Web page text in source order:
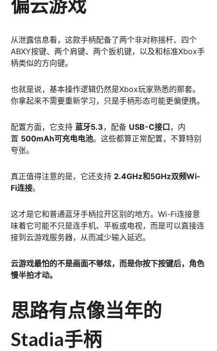
偏云游戏
从泄露信息看，这款手柄配备了两个非对称摇杆、四个
ABXY按键、两个肩键、两个扳机键，以及和标准Xbox手
柄类似的方向键。
也就是说，基本操作逻辑仍然是Xbox玩家熟悉的那套。
你拿起来不需要重新学习，只是手柄形态可能更偏便携。
配置方面，它支持蓝牙5.3，配备 USB-C接口，内
置 500mAh可充电电池。这些都算正常配置，不算特别
夸张。
真正值得注意的是，它还支持 2.4GHz和5GHz双频Wi-
Fi连接。
这才是它和普通蓝牙手柄拉开区别的地方。Wi-Fi连接意
味着它可能不只是连手机、平板或电视，而是可以直接连
接到云游戏服务器，从而减少输入延迟。
云游戏最怕的不是画面不够炫，而是你按下按键后，角色
慢半拍才动。
思路有点像当年的
Stadia手柄